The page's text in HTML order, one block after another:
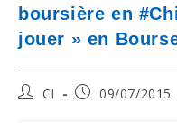
boursière en
jouer » en
PostCI
Post09/07/2015